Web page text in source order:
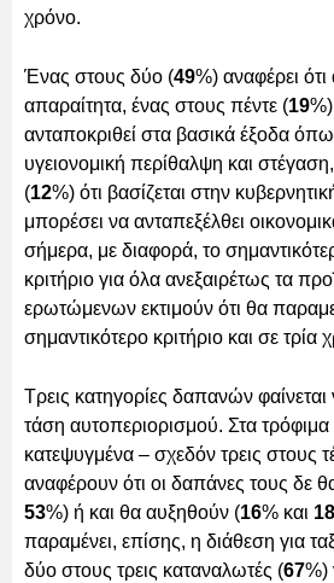
χρόνο.
Ένας στους δύο (49%) αναφέρει
απαραίτητα, ένας στους πέντε (19
ανταποκριθεί στα βασικά έξοδα
υγειονομική περίθαλψη και
(12%) ότι βασίζεται στην
μπορέσει να ανταπεξέλθει
σήμερα, με διαφορά, το
κριτήριο για όλα ανεξαιρέτως τα
ερωτώμενων εκτιμούν ότι θα
σημαντικότερο κριτήριο και σε
Τρεις κατηγορίες δαπανών φαίνεται
τάση αυτοπεριορισμού. Στα
κατεψυγμένα – σχεδόν τρεις στους
αναφέρουν ότι οι δαπάνες τους δε
53%) ή και θα αυξηθούν (16% και 18
παραμένει, επίσης, η διάθεση για
δύο στους τρεις καταναλωτές (67%)